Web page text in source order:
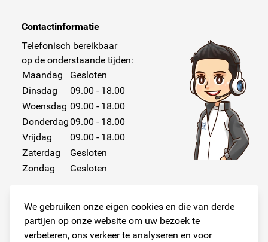
We gebruiken onze eigen cookies en die van derde
partijen op onze website om uw bezoek te
verbeteren, ons verkeer te analyseren en voor
Contactinformatie
Telefonisch bereikbaar
op de onderstaande tijden:
Maandag
Gesloten
Dinsdag
09.00 - 18.00
Woensdag 09.00 - 18.00
Donderdag 09.00 - 18.00
Vrijdag
09.00 - 18.00
Zaterdag
Gesloten
Zondag
Gesloten